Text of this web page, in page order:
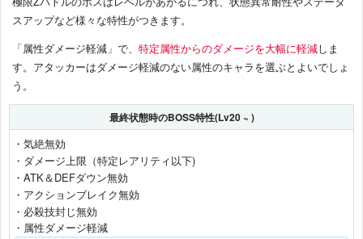
スアップなど様々な特性がつきます。
「属性ダメージ軽減」で、 特定属性からのダメージを大幅に軽減しま
す。アタッカーはダメージ軽減のない属性のキャラを選ぶとよいでしょ
う。
最終状態時のBOSS特性(Lv20 ~ )
・気絶無効
・ダメージ上限（特定レアリティ以下)
・ATK＆DEFダウン無効
・アクションブレイク無効
・必殺技封じ無効
・属性ダメージ軽減